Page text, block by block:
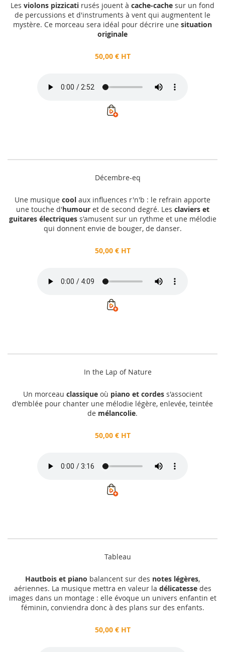
Les violons pizzicati rusés jouent à cache-cache sur un fond
de percussions et d'instruments à vent qui augmentent le
mystère. Ce morceau sera idéal pour décrire une situation
originale
50,00 € HT
Décembre-eq
Une musique cool aux influences r'n'b : le refrain apporte
une touche d'humouret de second degré. Les claviers et
guitares électriquess'amusent sur un rythme et une mélodie
qui donnent envie de bouger, de danser.
50,00 € HT
In the Lap of Nature
Un morceau classiqueoù piano et cordess'associent
d'emblée pour chanter une mélodie légère, enlevée, teintée
de mélancolie.
50,00 € HT
Tableau
Hautbois et piano balancent sur des notes légères,
aériennes. La musique mettra en valeur la délicatessedes
images dans un montage : elle évoque un univers enfantin et
féminin, conviendra donc à des plans sur des enfants.
50,00 € HT